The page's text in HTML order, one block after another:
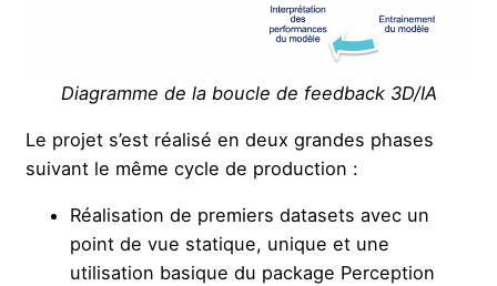
Diagramme de la boucle de feedback 3D/IA
Le projet s’est réalisé en deux grandes phases
suivant le même cycle de production :
Réalisation de premiers datasets avec un
point de vue statique, unique et une
utilisation basique du package Perception